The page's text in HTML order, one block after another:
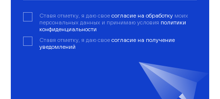
Ставя отметку, я даю свое согласие на обработку моих
персональных данных и принимаю условия политики
конфиденциальности
Ставя отметку, я даю свое согласие на получение
уведомлений